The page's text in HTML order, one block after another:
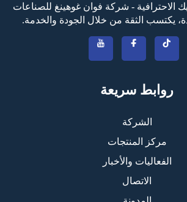
الاحترافية - شركة فوان غوهينغ للصناعات
يكتسب الثقة من خلال الجودة والخدمة.
روابط سريعة
الشركة
مركز المنتجات
الفعاليات والأخبار
الاتصال